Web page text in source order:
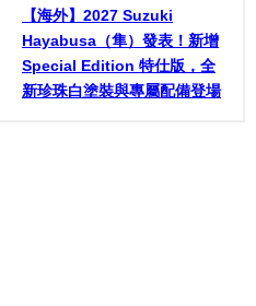
【海外】2027 Suzuki
Hayabusa（隼）發表！新增
Special Edition 特仕版，全
新珍珠白塗裝與專屬配備登場